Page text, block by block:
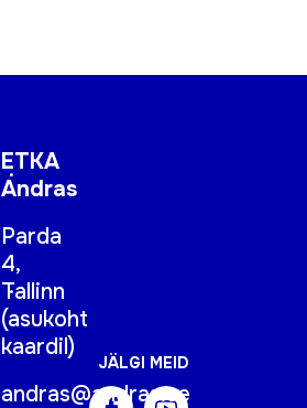
ETKA
Andras
Parda
4,
Tallinn
(asukoht
kaardil)
andras@andras.ee
JÄLGI MEID